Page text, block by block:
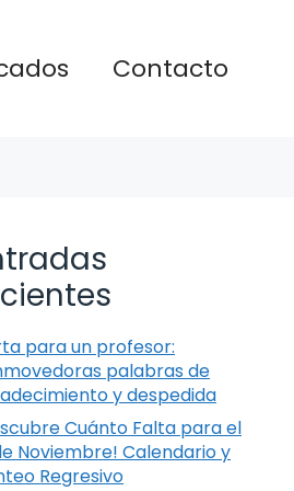
Contacto
para un profesor:
palabras de
y despedida
Cuánto Falta para el
Noviembre! Calendario y
Regresivo